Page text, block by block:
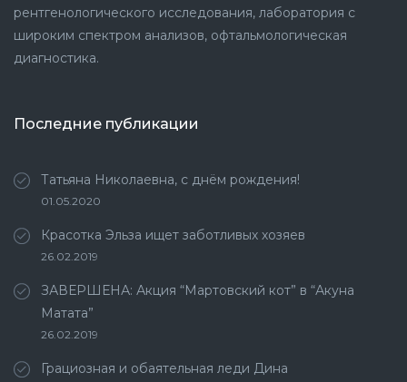
рентгенологического исследования, лаборатория с
широким спектром анализов, офтальмологическая
диагностика.
Последние публикации
Татьяна Николаевна, с днём рождения!
01.05.2020
Красотка Эльза ищет заботливых хозяев
26.02.2019
ЗАВЕРШЕНА: Акция “Мартовский кот” в “Акуна
Матата”
26.02.2019
Грациозная и обаятельная леди Дина